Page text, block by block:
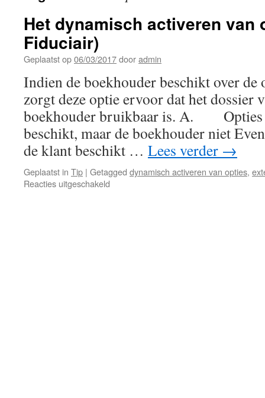
Het dynamisch activeren van
Fiduciair)
Geplaatst op06/03/2017dooradmin
Indien de boekhouder beschikt over de
zorgt deze optie ervoor dat het dossier
boekhouder bruikbaar is. A. Opties
beschikt, maar de boekhouder niet
de klant beschikt … Lees verder →
Geplaatst in Tip | Getagged dynamisch activeren van opties,
Reacties uitgeschakeld